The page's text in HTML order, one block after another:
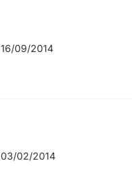
16/09/2014
03/02/2014